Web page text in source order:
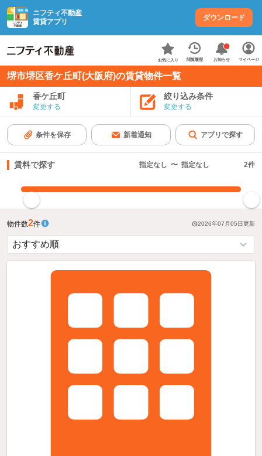
ニフティ不動産
賃貸アプリ
ダウンロード
お気に入り 閲覧履歴 お知らせ マイページ
堺市堺区香ケ丘町(大阪府)の賃貸物件一覧
香ケ丘町
変更する
絞り込み条件
変更する
条件を保存 新着通知 アプリで探す
賃料で探す 指定なし 〜 指定なし 2件
物件数2件 2026年07月05日更新